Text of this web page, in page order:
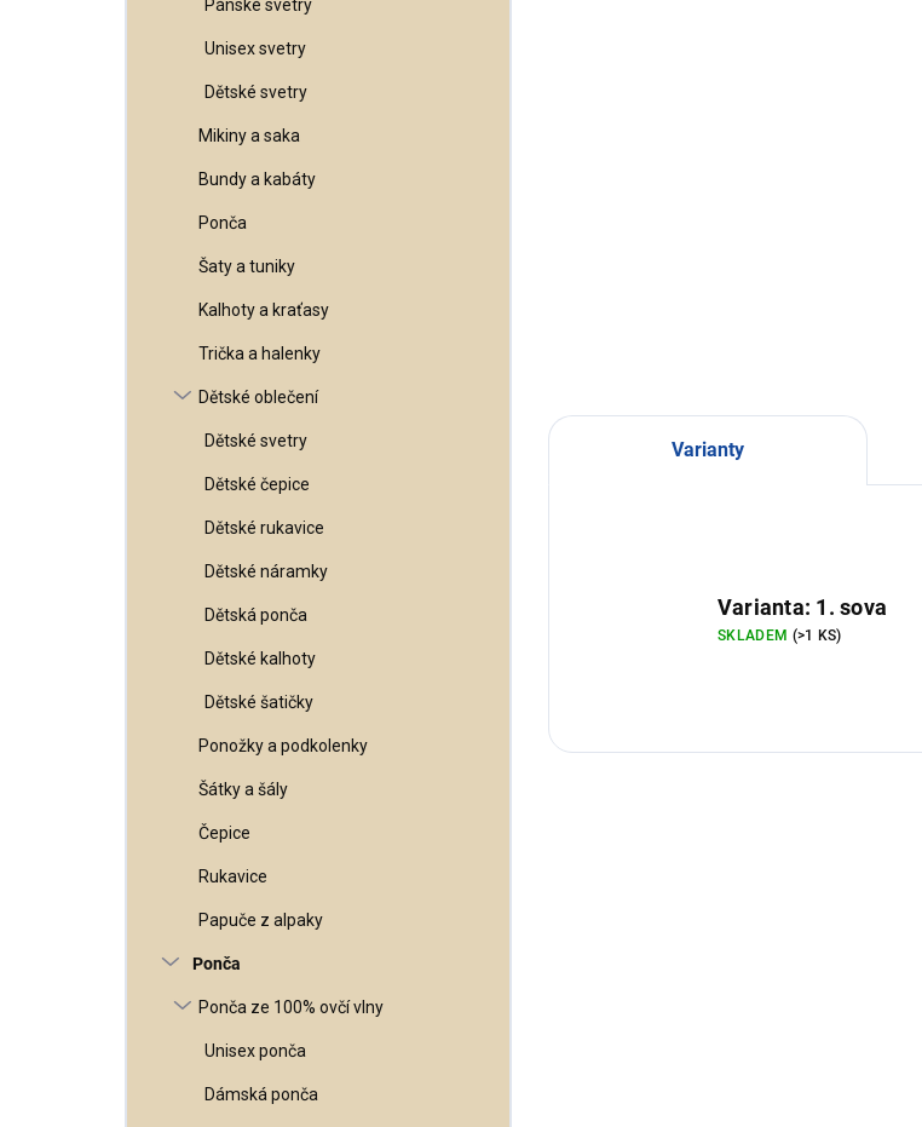
Pánské svetry
Unisex svetry
Dětské svetry
Mikiny a saka
Bundy a kabáty
Ponča
Šaty a tuniky
Kalhoty a kraťasy
Trička a halenky
Dětské oblečení
Dětské svetry
Dětské čepice
Dětské rukavice
Dětské náramky
Dětská ponča
Dětské kalhoty
Dětské šatičky
Ponožky a podkolenky
Šátky a šály
Čepice
Rukavice
Papuče z alpaky
Ponča
Ponča ze 100% ovčí vlny
Unisex ponča
Dámská ponča
Varianty
Varianta: 1. sova
SKLADEM (>1 KS)